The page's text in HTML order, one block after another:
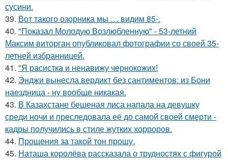
сусини.
39. Вот такого озорника мы … видим 85-.
40. "Показал Молодую Возлюбленную" - 53-летний
Максим виторган опубликовал фотографии со своей 35-
летней избранницей.
41. "Я расистка и ненавижу чернокожих!
42. Энджи вынесла вердикт без сантиментов: из Бони
наездница - ну вообще никакая.
43. В Казахстане бешеная лиса напала на девушку
среди ночи и преследовала её до самой своей смерти -
кадры получились в стиле жутких хорроров.
44. Прощения за такой тон прошу.
45. Наташа королёва рассказала о трудностях с фигурой